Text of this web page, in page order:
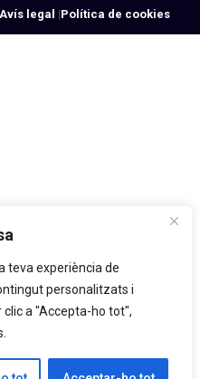
teva experiència de
personalitzats i
a "Accepta-ho tot",
Avís legal |Política de cookies